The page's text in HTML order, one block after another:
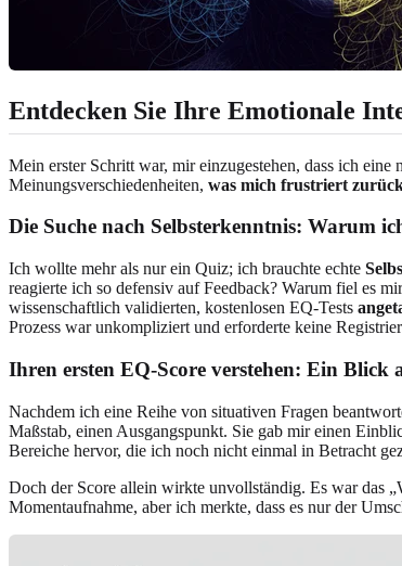
Entdecken Sie Ihre Emotionale
Mein erster Schritt war, mir einzugestehen, dass ich
Meinungsverschiedenheiten, was mich frustriert
Die Suche nach Selbsterkenntnis: Warum
Ich wollte mehr als nur ein Quiz; ich brauchte echte
reagierte ich so defensiv auf Feedback? Warum fiel es
wissenschaftlich validierten, kostenlosen EQ-Tests
Prozess war unkompliziert und erforderte keine
Ihren ersten EQ-Score verstehen: Ein Blick
Nachdem ich eine Reihe von situativen Fragen
Maßstab, einen Ausgangspunkt. Sie gab mir einen
Bereiche hervor, die ich noch nicht einmal in Betracht
Doch der Score allein wirkte unvollständig. Es war das
Momentaufnahme, aber ich merkte, dass es nur der